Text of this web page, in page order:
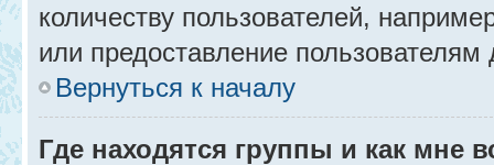
количеству пользователей,
или предоставление
Вернуться к началу
Где находятся группы и как мне